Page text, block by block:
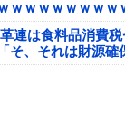
ｗｗｗｗｗｗｗｗ
革連は食料品消費
、それは財源確